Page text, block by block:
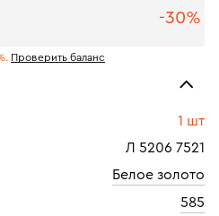
-30%
Проверить баланс
1 шт
Л 5206 7521
Белое золото
585